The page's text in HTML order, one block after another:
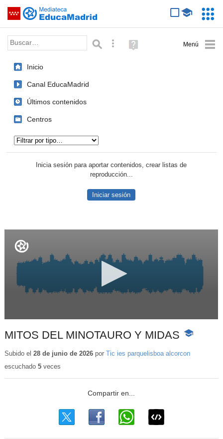
Saltar navegación
Palabra o frase: Búsqueda avanzada
Ayuda
(en
Inicio
Canal EducaMadrid
Últimos contenidos
Centros
Inicia sesión para aportar contenidos, crear listas de
reproducción...
Iniciar sesión
MITOS DEL MINOTAURO Y MIDAS
-
educativo
Subido el 28 de junio de 2026por Tic ies parquelisboa alcorcon
escuchado 5veces